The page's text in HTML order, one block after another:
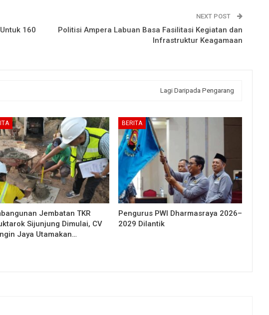
160
NEXT POST
Politisi Ampera Labuan Basa Fasilitasi Kegiatan dan
Infrastruktur Keagamaan
Lagi Daripada Pengarang
Jembatan TKR
Sijunjung Dimulai, CV
Jaya Utamakan…
BERITA
Pengurus PWI Dharmasraya 2026–
2029 Dilantik